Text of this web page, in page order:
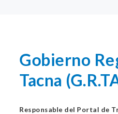
Gobierno
Tacna
Responsable del Portal de